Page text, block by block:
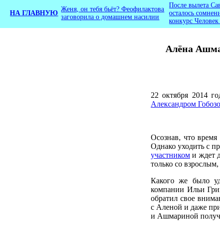
Алёна
НА ГЛАВНУЮ
Женя, он тебя бьёт? Феофилактова
заговорила о домашнем насилии
После вылета
осталось
конкурс
22 октября 2014
Александром
Осознав, что
Однако уходить с
участником и ждет
только со
Какого же было
компании Ильи
обратил свое
с Аленой и даже
и Ашмариной